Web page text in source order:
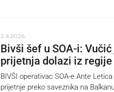
2.4.2026.
Bivši šef u SOA-i:
prijetnja dolazi iz regije
BIVŠI operativac SOA-e Ante
prijetnje preko saveznika na